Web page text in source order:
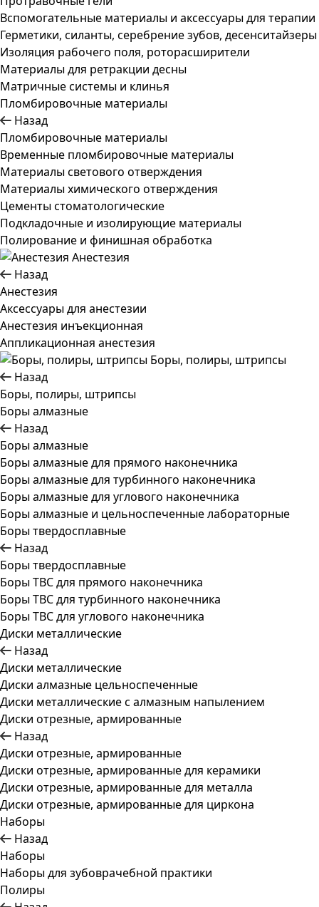
Вспомогательные материалы и аксессуары для терапии
Герметики, силанты, серебрение зубов, десенситайзеры
Изоляция рабочего поля, роторасширители
Материалы для ретракции десны
Матричные системы и клинья
Пломбировочные материалы
Назад
Пломбировочные материалы
Временные пломбировочные материалы
Материалы светового отверждения
Материалы химического отверждения
Цементы стоматологические
Подкладочные и изолирующие материалы
Полирование и финишная обработка
Анестезия
Назад
Анестезия
Аксессуары для анестезии
Анестезия инъекционная
Аппликационная анестезия
Боры, полиры, штрипсы
Назад
Боры, полиры, штрипсы
Боры алмазные
Назад
Боры алмазные
Боры алмазные для прямого наконечника
Боры алмазные для турбинного наконечника
Боры алмазные для углового наконечника
Боры алмазные и цельноспеченные лабораторные
Боры твердосплавные
Назад
Боры твердосплавные
Боры ТВС для прямого наконечника
Боры ТВС для турбинного наконечника
Боры ТВС для углового наконечника
Диски металлические
Назад
Диски металлические
Диски алмазные цельноспеченные
Диски металлические с алмазным напылением
Диски отрезные, армированные
Назад
Диски отрезные, армированные
Диски отрезные, армированные для керамики
Диски отрезные, армированные для металла
Диски отрезные, армированные для циркона
Наборы
Назад
Наборы
Наборы для зубоврачебной практики
Полиры